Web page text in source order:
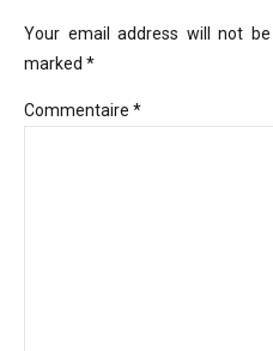
Your email address will not
marked *
Commentaire *